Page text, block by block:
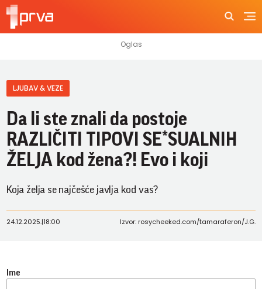
LJUBAV & VEZE
Da li ste znali da postoje
RAZLIČITI TIPOVI SE*SUALNIH
ŽELJA kod žena?! Evo i koji
Koja želja se najčešće javlja kod vas?
24.12.2025.|18:00 Izvor: rosycheeked.com/tamaraferon/J.G.
Ime